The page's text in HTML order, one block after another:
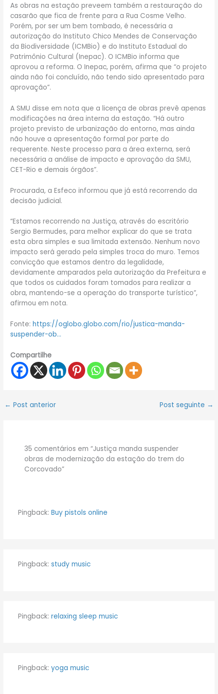
As obras na estação preveem também a restauração do
casarão que fica de frente para a Rua Cosme Velho.
Porém, por ser um bem tombado, é necessária a
autorização do Instituto Chico Mendes de Conservação
da Biodiversidade (ICMBio) e do Instituto Estadual do
Patrimônio Cultural (Inepac). O ICMBio informa que
aprovou a reforma. O Inepac, porém, afirma que “o projeto
ainda não foi concluído, não tendo sido apresentado para
aprovação”.
A SMU disse em nota que a licença de obras prevê apenas
modificações na área interna da estação. “Há outro
projeto previsto de urbanização do entorno, mas ainda
não houve a apresentação formal por parte do
requerente. Neste processo para a área externa, será
necessária a análise de impacto e aprovação da SMU,
CET-Rio e demais órgãos”.
Procurada, a Esfeco informou que já está recorrendo da
decisão judicial.
“Estamos recorrendo na Justiça, através do escritório
Sergio Bermudes, para melhor explicar do que se trata
esta obra simples e sua limitada extensão. Nenhum novo
impacto será gerado pela simples troca do muro. Temos
convicção que estamos dentro da legalidade,
devidamente amparados pela autorização da Prefeitura e
que todos os cuidados foram tomados para realizar a
obra, mantendo-se a operação do transporte turístico”,
afirmou em nota.
Fonte:https://oglobo.globo.com/rio/justica-manda-
suspender-ob…
Compartilhe
← Post anterior Post seguinte →
35 comentários em “Justiça manda suspender
obras de modernização da estação do trem do
Corcovado”
Pingback: Buy pistols online
Pingback: study music
Pingback: relaxing sleep music
Pingback: yoga music